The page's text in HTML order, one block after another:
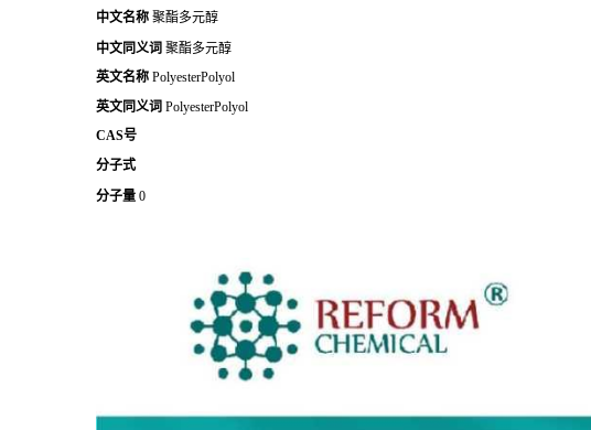
中文名称 聚酯多元醇
中文同义词 聚酯多元醇
英文名称 PolyesterPolyol
英文同义词 PolyesterPolyol
CAS号
分子式
分子量 0